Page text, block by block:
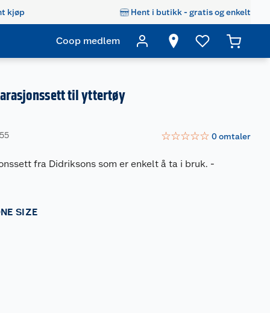
kjøp Hent i butikk - gratis og enkelt
Coop medlem
til yttertøy
☆☆☆☆☆ 0omtaler
fra Didriksons som er enkelt å ta i bruk. -
SIZE